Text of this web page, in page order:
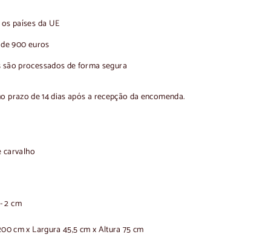
países da UE
900 euros
processados de forma segura
prazo de 14 dias após a recepção da encomenda.
carvalho
2 cm
cm x Largura 45,5 cm x Altura 75 cm